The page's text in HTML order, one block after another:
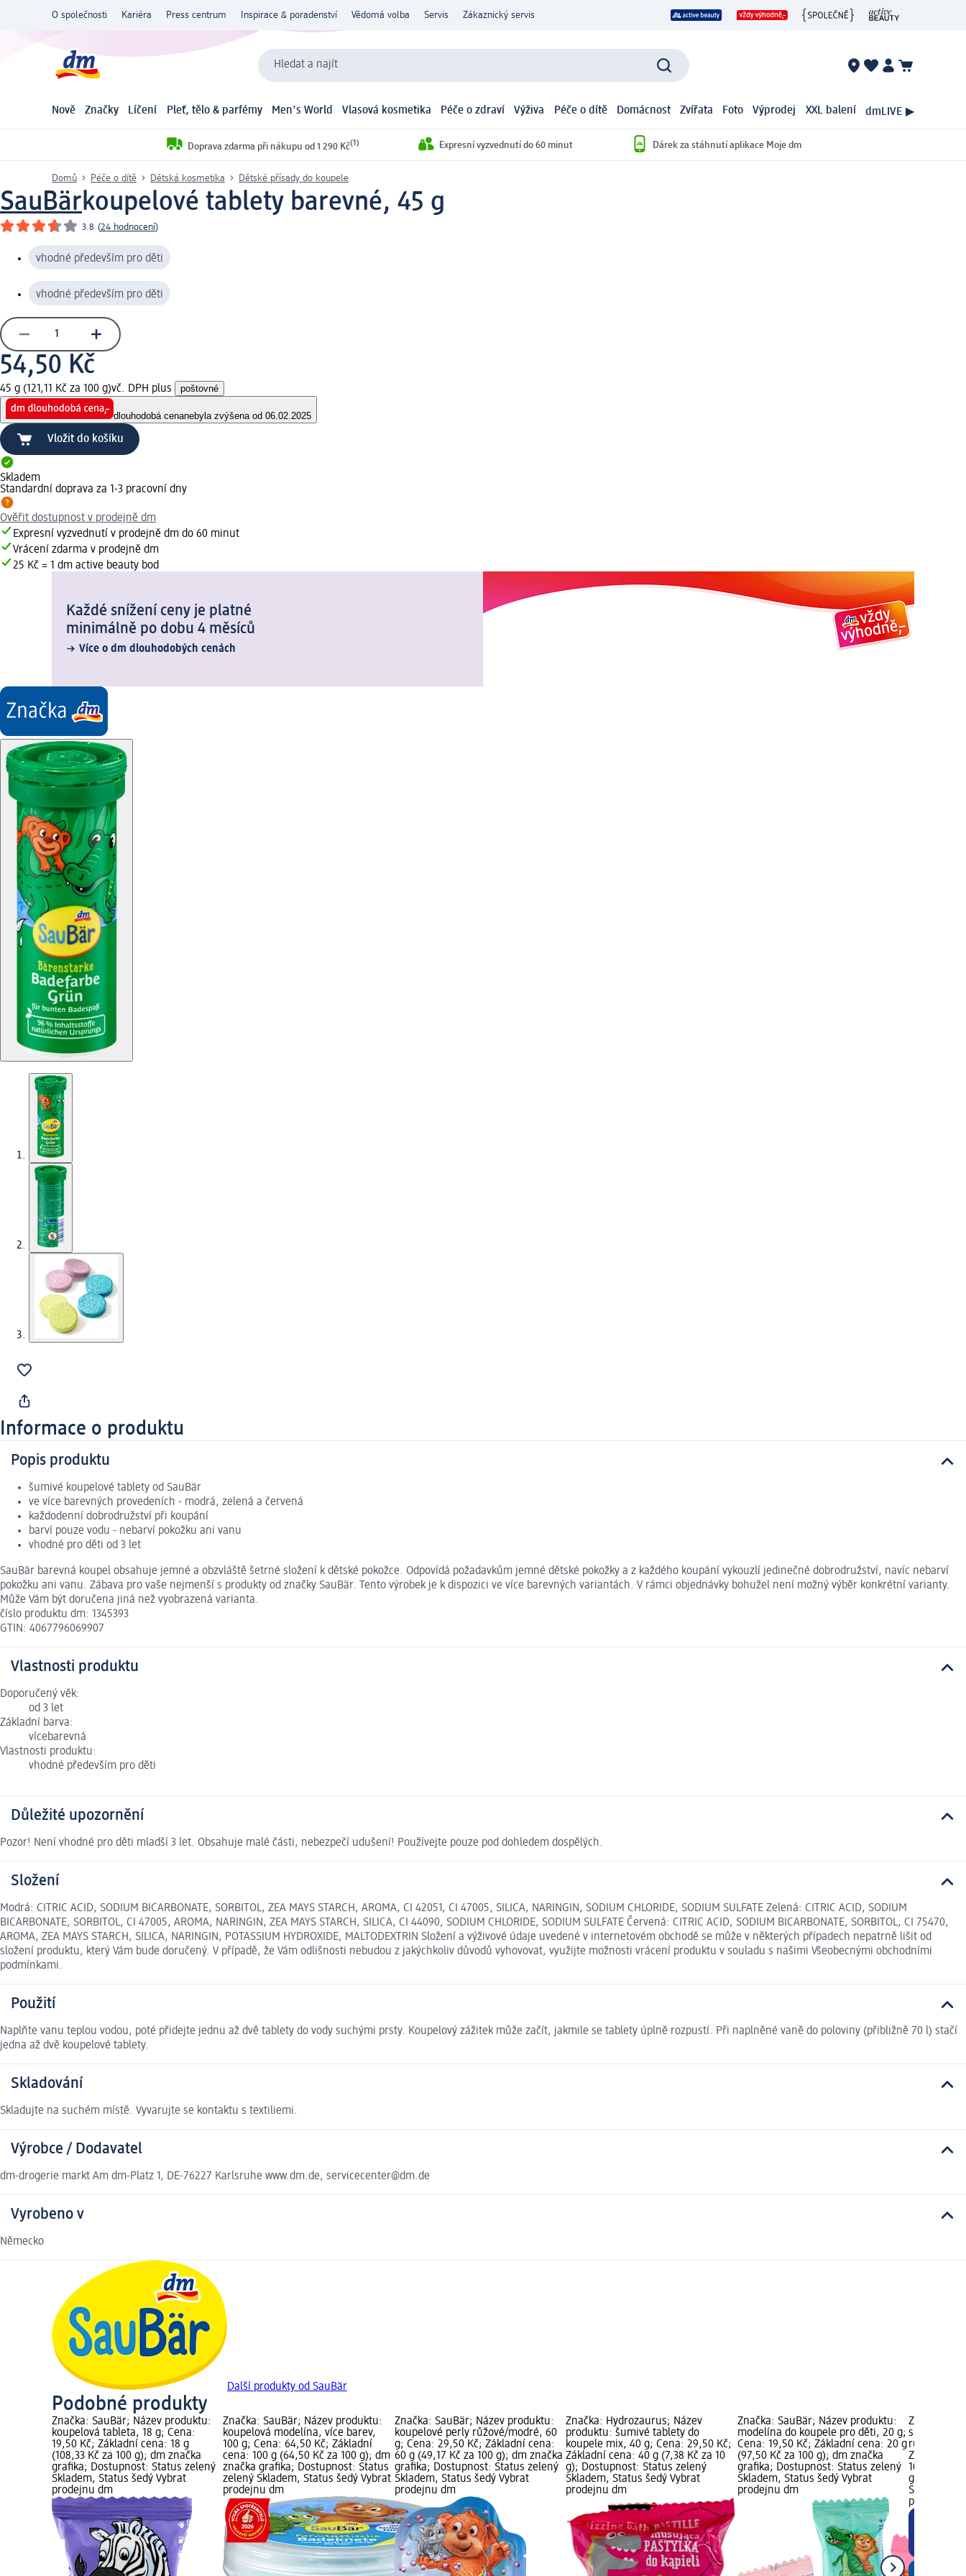
O společnosti Kariéra Press centrum Inspirace & poradenství Vědomá volba Servis Zákaznický servis
Hledat a najít
Nově Značky Líčení Pleť, tělo & parfémy Men's World Vlasová kosmetika Péče o zdraví Výživa Péče o dítě Domácnost Zvířata Foto Výprodej XXL balení dmLIVE ▶
Doprava zdarma při nákupu od 1 290 Kč(1) Expresní vyzvednutí do 60 minut Dárek za stáhnutí aplikace Moje dm
Domů Péče o dítě Dětská kosmetika Dětské přísady do koupele
SauBärkoupelové tablety barevné, 45 g
3.8 (24 hodnocení)
vhodné především pro děti
vhodné především pro děti
54,50 Kč
45 g (121,11 Kč za 100 g)vč. DPH plus poštovné
dlouhodobá cenanebyla zvýšena od 06.02.2025
Vložit do košíku
Skladem
Standardní doprava za 1-3 pracovní dny
Ověřit dostupnost v prodejně dm
Expresní vyzvednutí v prodejně dm do 60 minut
Vrácení zdarma v prodejně dm
25 Kč = 1 dm active beauty bod
Každé snížení ceny je platné
minimálně po dobu 4 měsíců
Více o dm dlouhodobých cenách
Informace o produktu
Popis produktu
šumivé koupelové tablety od SauBär
ve více barevných provedeních - modrá, zelená a červená
každodenní dobrodružství při koupání
barví pouze vodu - nebarví pokožku ani vanu
vhodné pro děti od 3 let
SauBär barevná koupel obsahuje jemné a obzvláště šetrné složení k dětské pokožce. Odpovídá požadavkům jemné dětské pokožky a z každého koupání vykouzlí jedinečné dobrodružství, navíc nebarví
pokožku ani vanu. Zábava pro vaše nejmenší s produkty od značky SauBär. Tento výrobek je k dispozici ve více barevných variantách. V rámci objednávky bohužel není možný výběr konkrétní varianty.
Může Vám být doručena jiná než vyobrazená varianta.
číslo produktu dm: 1345393
GTIN: 4067796069907
Vlastnosti produktu
Doporučený věk:
od 3 let
Základní barva:
vícebarevná
Vlastnosti produktu:
vhodné především pro děti
Důležité upozornění
Pozor! Není vhodné pro děti mladší 3 let. Obsahuje malé části, nebezpečí udušení! Používejte pouze pod dohledem dospělých.
Složení
Modrá: CITRIC ACID, SODIUM BICARBONATE, SORBITOL, ZEA MAYS STARCH, AROMA, CI 42051, CI 47005, SILICA, NARINGIN, SODIUM CHLORIDE, SODIUM SULFATE Zelená: CITRIC ACID, SODIUM
BICARBONATE, SORBITOL, CI 47005, AROMA, NARINGIN, ZEA MAYS STARCH, SILICA, CI 44090, SODIUM CHLORIDE, SODIUM SULFATE Červená: CITRIC ACID, SODIUM BICARBONATE, SORBITOL, CI 75470,
AROMA, ZEA MAYS STARCH, SILICA, NARINGIN, POTASSIUM HYDROXIDE, MALTODEXTRIN Složení a výživové údaje uvedené v internetovém obchodě se může v některých případech nepatrně lišit od
složení produktu, který Vám bude doručený. V případě, že Vám odlišnosti nebudou z jakýchkoliv důvodů vyhovovat, využijte možnosti vrácení produktu v souladu s našimi Všeobecnými obchodními
podmínkami.
Použití
Naplňte vanu teplou vodou, poté přidejte jednu až dvě tablety do vody suchými prsty. Koupelový zážitek může začít, jakmile se tablety úplně rozpustí. Při naplněné vaně do poloviny (přibližně 70 l) stačí
jedna až dvě koupelové tablety.
Skladování
Skladujte na suchém místě. Vyvarujte se kontaktu s textiliemi.
Výrobce / Dodavatel
dm-drogerie markt Am dm-Platz 1, DE-76227 Karlsruhe www.dm.de, servicecenter@dm.de
Vyrobeno v
Německo
Další produkty od SauBär
Podobné produkty
Značka: SauBär; Název produktu:
koupelová tableta, 18 g; Cena:
19,50 Kč; Základní cena: 18 g
(108,33 Kč za 100 g); dm značka
grafika; Dostupnost: Status zelený
Skladem, Status šedý Vybrat
prodejnu dm
Značka: SauBär; Název produktu:
koupelová modelína, více barev,
100 g; Cena: 64,50 Kč; Základní
cena: 100 g (64,50 Kč za 100 g); dm
značka grafika; Dostupnost: Status
zelený Skladem, Status šedý Vybrat
prodejnu dm
Značka: SauBär; Název produktu:
koupelové perly růžové/modré, 60
g; Cena: 29,50 Kč; Základní cena:
60 g (49,17 Kč za 100 g); dm značka
grafika; Dostupnost: Status zelený
Skladem, Status šedý Vybrat
prodejnu dm
Značka: Hydrozaurus; Název
produktu: šumivé tablety do
koupele mix, 40 g; Cena: 29,50 Kč;
Základní cena: 40 g (7,38 Kč za 10
g); Dostupnost: Status zelený
Skladem, Status šedý Vybrat
prodejnu dm
Značka: SauBär; Název produktu:
modelína do koupele pro děti, 20 g;
Cena: 19,50 Kč; Základní cena: 20 g
(97,50 Kč za 100 g); dm značka
grafika; Dostupnost: Status zelený
Skladem, Status šedý Vybrat
prodejnu dm
Značka:
sliz do
různé
Základní
100 g);
grafika;
Skladem,
prodejnu